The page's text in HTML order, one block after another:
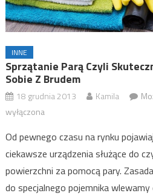
INNE
Sprzątanie Parą Czyli
Sobie Z Brudem
18 grudnia 2013 Kamila
wyłączona
Od pewnego czasu na rynku
ciekawsze urządzenia służące do
powierzchni za pomocą pary.
do specjalnego pojemnika